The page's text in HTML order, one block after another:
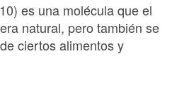
es una molécula que el
natural, pero también se
ciertos alimentos y